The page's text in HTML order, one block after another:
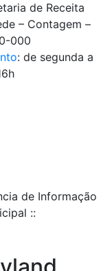
de Receita
– Contagem –
000
: de segunda a
de Informação
::